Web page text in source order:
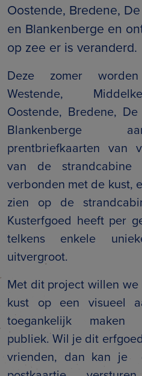
Oostende, Bredene,
en Blankenberge en
op zee er is veranderd.
Deze zomer
Westende,
Oostende, Bredene,
Blankenberge
prentbriefkaarten van
van de strandcabine
verbonden met de kust,
zien op de
Kusterfgoed heeft per
telkens enkele
uitvergroot.
Met dit project willen
kust op een visueel
toegankelijk
publiek. Wil je dit
vrienden, dan kan je